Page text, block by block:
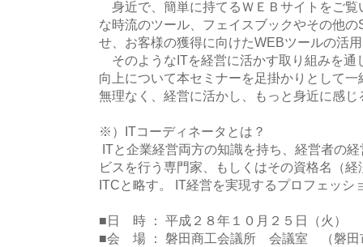
身近で、簡単に持てるＷＥＢサイトをご覧
な時流のツール、フェイスブックやその他
せ、お客様の獲得に向けたWEBツールの活
そのようなITを経営に活かす取り組みを通
向上について本セミナーを足掛かりとして
無理なく、経営に活かし、もっと身近に感
※）ITコーディネータとは？
ITと企業経営両方の知識を持ち、経営者の
ビスを行う専門家、もしくはその資格名（
ITCと略す。 IT経営を実現するプロフェッシ
■日 時 ： 平成２８年１０月２５日（火）
■会 場 ： 磐田商工会議所 会議室 （磐田